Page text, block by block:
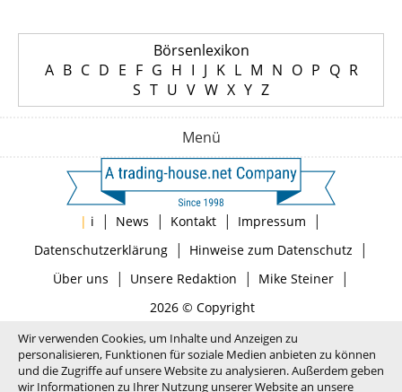
Börsenlexikon
A B C D E F G H I J K L M N O P Q R
S T U V W X Y Z
Menü
| i | News | Kontakt | Impressum |
Datenschutzerklärung| Hinweise zum Datenschutz |
Über uns | Unsere Redaktion | Mike Steiner|
2026 © Copyright
Wir verwenden Cookies, um Inhalte und Anzeigen zu
personalisieren, Funktionen für soziale Medien anbieten zu können
und die Zugriffe auf unsere Website zu analysieren. Außerdem geben
wir Informationen zu Ihrer Nutzung unserer Website an unsere